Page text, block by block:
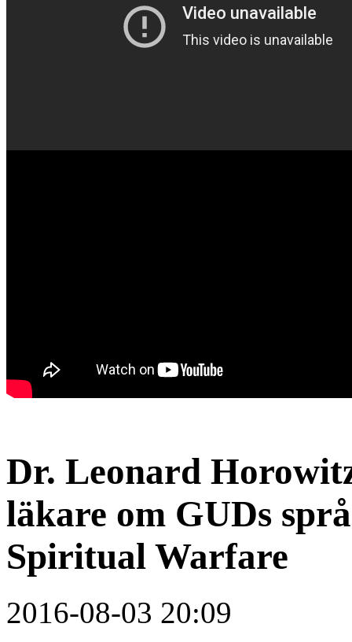
Dr. Leonard
läkare om GUDs
Spiritual Warfare
2016-08-03 20:09